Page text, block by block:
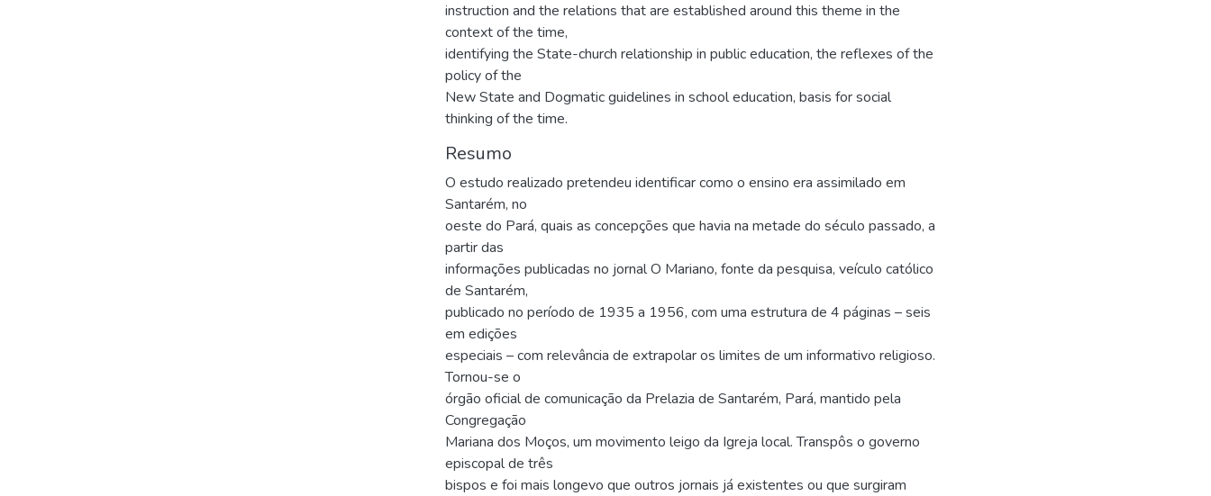
instruction and the relations that are established around this theme in the
context of the time,
identifying the State-church relationship in public education, the reflexes of the
policy of the
New State and Dogmatic guidelines in school education, basis for social
thinking of the time.
Resumo
O estudo realizado pretendeu identificar como o ensino era assimilado em
Santarém, no
oeste do Pará, quais as concepções que havia na metade do século passado, a
partir das
informações publicadas no jornal O Mariano, fonte da pesquisa, veículo católico
de Santarém,
publicado no período de 1935 a 1956, com uma estrutura de 4 páginas – seis
em edições
especiais – com relevância de extrapolar os limites de um informativo religioso.
Tornou-se o
órgão oficial de comunicação da Prelazia de Santarém, Pará, mantido pela
Congregação
Mariana dos Moços, um movimento leigo da Igreja local. Transpôs o governo
episcopal de três
bispos e foi mais longevo que outros jornais já existentes ou que surgiram